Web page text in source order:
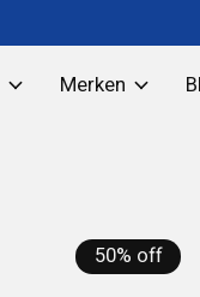
Merken
50% off